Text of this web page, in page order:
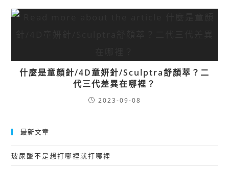
什麼是童顏針/4D童妍針/Sculptra舒顏萃？二
代三代差異在哪裡？
2023-09-08
最新文章
玻尿酸不是想打哪裡就打哪裡